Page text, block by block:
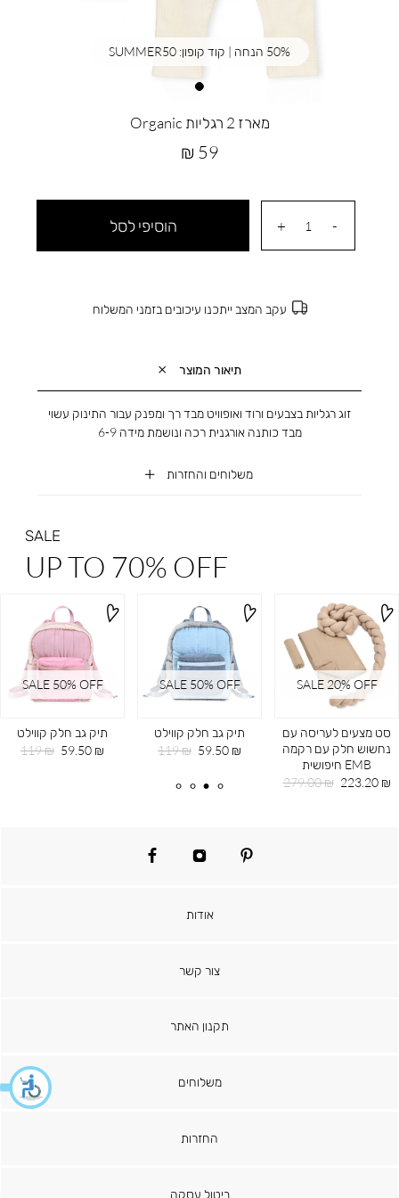
מארז 2 רגליות Organic
מחיר
59 ₪
הוסיפי לסל
עקב המצב ייתכנו עיכובים בזמני המשלוח
תיאור המוצר
משלוחים והחזרות
זוג רגליות בצבעים ורוד ואופוויט מבד רך ומפנק עבור התינוק עשוי
מבד כותנה אורגנית רכה ונושמת מידה 6-9
50% הנחה | קוד קופון: SUMMER50
SALE
UP TO 70% OFF
SALE 50% OFF
תיק גב חלק קווילט
מחיר
59.50 ₪
מחיר
119 ₪
SALE 50% OFF
תיק גב חלק קווילט
מחיר
59.50 ₪
מחיר
119 ₪
SALE 20ֵ% OFF
סט מצעים לעריסה עם
נחשוש חלק עם רקמה
EMB חיפושית
מחיר
223.20 ₪
מחיר
279.00 ₪
pinterest
instagram
facebook
אודות
צור קשר
תקנון האתר
משלוחים
החזרות
ביטול עסקה